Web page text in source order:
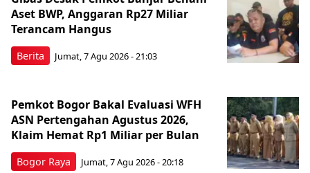
Berita
Aset BWP, Anggaran Rp27 Miliar
Terancam Hangus
Jumat, 7 Agu 2026 - 21:03
Bogor Raya
Pemkot Bogor Bakal Evaluasi WFH
ASN Pertengahan Agustus 2026,
Klaim Hemat Rp1 Miliar per Bulan
Jumat, 7 Agu 2026 - 20:18